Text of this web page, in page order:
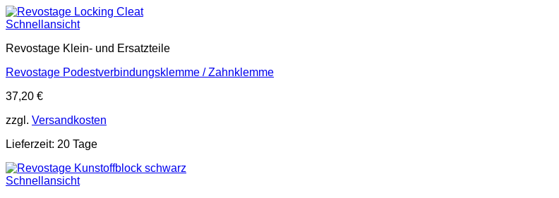
Schnellansicht
Revostage Klein- und Ersatzteile
Revostage Podestverbindungsklemme / Zahnklemme
37,20 €
zzgl. Versandkosten
Lieferzeit: 20 Tage
Schnellansicht